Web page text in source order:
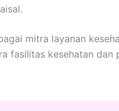
mitra layanan
fasilitas kesehatan dan